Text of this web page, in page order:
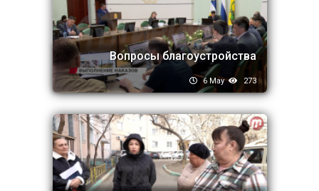
Вопросы благоустройства
6 May 273